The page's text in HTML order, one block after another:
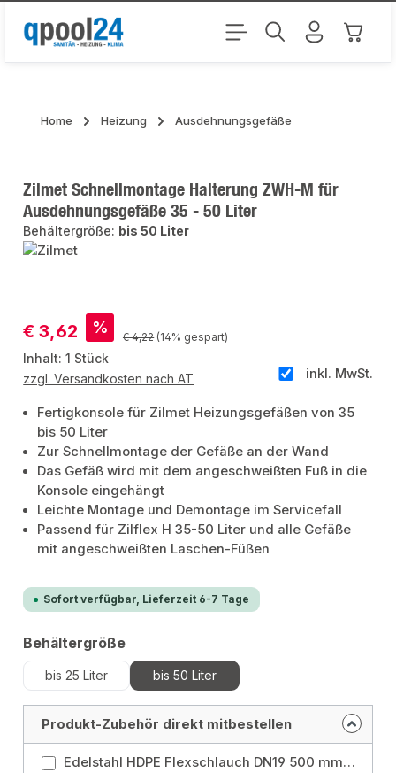
Zum Hauptinhalt springen
Home Heizung Ausdehnungsgefäße
Zilmet Schnellmontage Halterung ZWH-M für
Ausdehnungsgefäße 35 - 50 Liter
Behältergröße: bis 50 Liter
Verkaufspreis:
€ 3,62 % Regulärer Preis:
€ 4,22 (14% gespart)
Inhalt:1 Stück
inkl. MwSt.
zzgl. Versandkosten nach AT
Fertigkonsole für Zilmet Heizungsgefäßen von 35
bis 50 Liter
Zur Schnellmontage der Gefäße an der Wand
Das Gefäß wird mit dem angeschweißten Fuß in die
Konsole eingehängt
Leichte Montage und Demontage im Servicefall
Passend für Zilflex H 35-50 Liter und alle Gefäße
mit angeschweißten Laschen-Füßen
Sofort verfügbar, Lieferzeit 6-7 Tage
Behältergrößeauswählen
bis 25 Liter bis 50 Liter
Produkt-Zubehör direkt mitbestellen
Edelstahl HDPE Flexschlauch DN19 500 mm mit 2x 3/4" IG Überwurfmutter IG x IG DVGW Panzerschlauch Größe: 500 mm